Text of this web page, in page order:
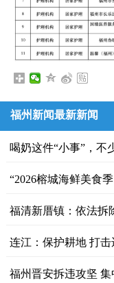
福州新闻最新新闻
喝奶这件“小事”，不
“2026榕城海鲜美食
福清新厝镇：依法拆
连江：保护耕地 打击
福州晋安拆违攻坚 集